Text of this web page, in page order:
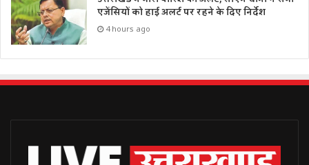
एजेंसियों को हाई अलर्ट पर रहने के दिए निर्देश
4 hours ago